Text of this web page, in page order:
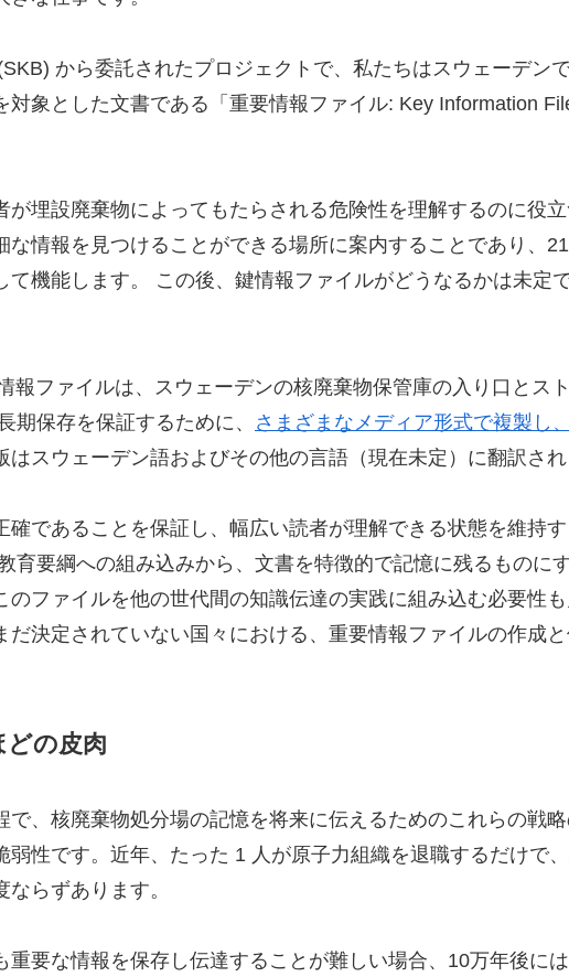
から委託されたプロジェクトで、私たちはスウェーデン
対象とした文書である「重要情報ファイル: Key Information
埋設廃棄物によってもたらされる危険性を理解するのに役
な情報を見つけることができる場所に案内することであり、
機能します。 この後、鍵情報ファイルがどうなるかは未定
報ファイルは、スウェーデンの核廃棄物保管庫の入り口とス
期保存を保証するために、
さまざまなメディア形式で複製し
スウェーデン語およびその他の言語（現在未定）に翻訳され
確であることを保証し、幅広い読者が理解できる状態を維持
育要綱への組み込みから、文書を特徴的で記憶に残るものに
のファイルを他の世代間の知識伝達の実践に組み込む必要性
だ決定されていない国々における、重要情報ファイルの作成
どの皮肉
で、核廃棄物処分場の記憶を将来に伝えるためのこれらの戦
弱性です。近年、たった 1 人が原子力組織を退職するだけで
らずあります。
重要な情報を保存し伝達することが難しい場合、10万年後に